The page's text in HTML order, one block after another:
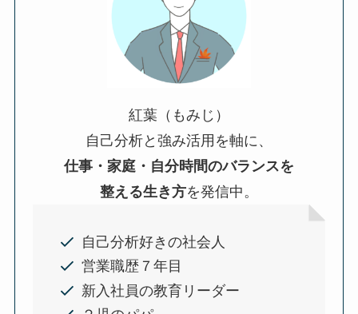
紅葉（もみじ）
自己分析と強み活用を軸に、
仕事・家庭・自分時間のバランスを
整える生き方を発信中。
自己分析好きの社会人
営業職歴７年目
新入社員の教育リーダー